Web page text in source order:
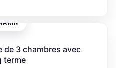
de 3 chambres avec
terme